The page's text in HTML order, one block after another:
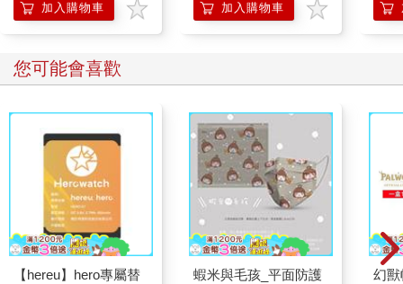
加入購物車 加入購物車
您可能會喜歡
【hereu】hero專屬替
蝦米與毛孩_平面防護
幻